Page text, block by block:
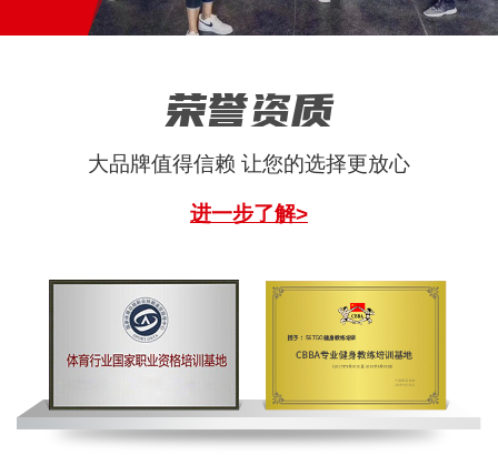
荣誉资质
大品牌值得信赖 让您的选择更放心
进一步了解>